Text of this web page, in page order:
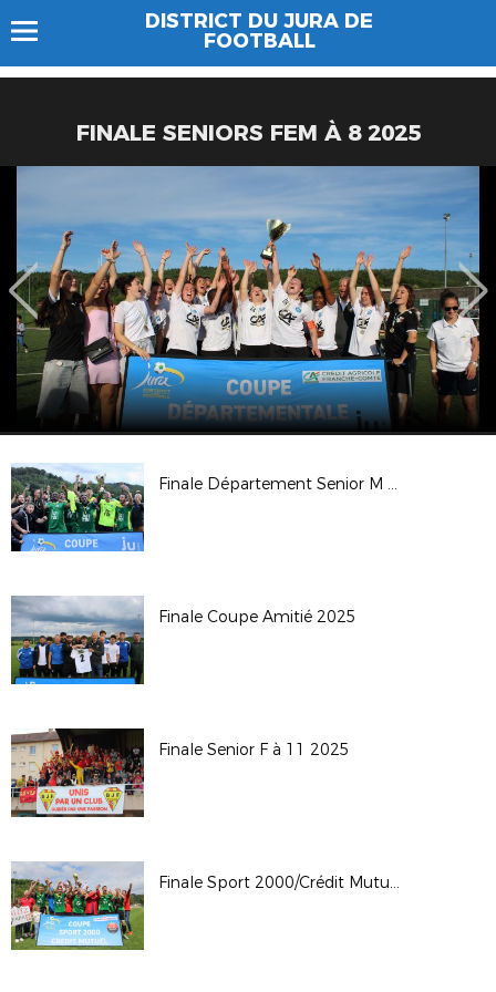
DISTRICT DU JURA DE
FOOTBALL
FINALE SENIORS FEM À 8 2025
Finale Département Senior M 2025
Finale Coupe Amitié 2025
Finale Senior F à 11 2025
Finale Sport 2000/Crédit Mutuel 2025